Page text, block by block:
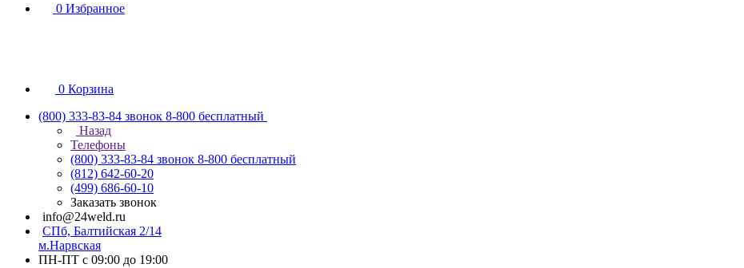
0 Избранное
0 Корзина
(800) 333-83-84 звонок 8-800 бесплатный
Назад
Телефоны
(800) 333-83-84 звонок 8-800 бесплатный
(812) 642-60-20
(499) 686-60-10
Заказать звонок
info@24weld.ru
СПб, Балтийская 2/14
м.Нарвская
ПН-ПТ с 09:00 до 19:00